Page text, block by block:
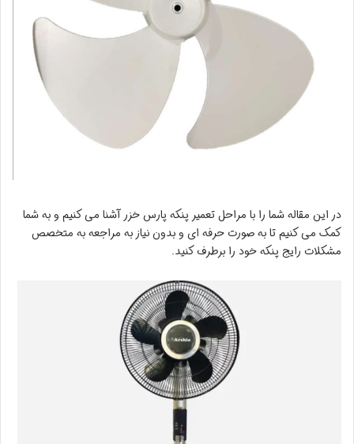
در این مقاله شما را با مراحل تعمیر پنکه پارس خزر آشنا می کنیم و به شما
کمک می کنیم تا به صورت حرفه ای و بدون نیاز به مراجعه به متخصص
مشکلات رایج پنکه خود را برطرف کنید.